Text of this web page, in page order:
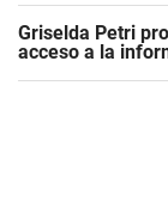
Griselda Petri
acceso a la